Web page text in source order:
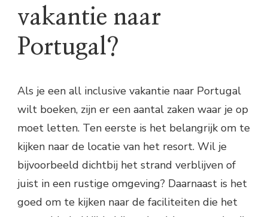
vakantie naar
Portugal?
Als je een all inclusive vakantie naar Portugal
wilt boeken, zijn er een aantal zaken waar je op
moet letten. Ten eerste is het belangrijk om te
kijken naar de locatie van het resort. Wil je
bijvoorbeeld dichtbij het strand verblijven of
juist in een rustige omgeving? Daarnaast is het
goed om te kijken naar de faciliteiten die het